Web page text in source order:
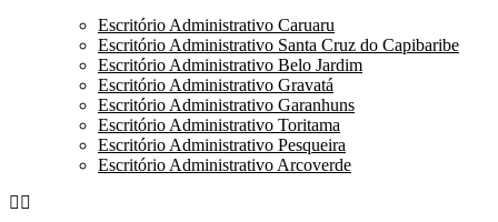
Escritório Administrativo Caruaru
Escritório Administrativo Santa Cruz do Capibaribe
Escritório Administrativo Belo Jardim
Escritório Administrativo Gravatá
Escritório Administrativo Garanhuns
Escritório Administrativo Toritama
Escritório Administrativo Pesqueira
Escritório Administrativo Arcoverde